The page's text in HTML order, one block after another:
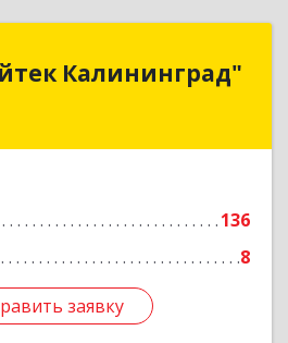
Калининград"
136
8
заявку
Калининград"
обл, Калининград г,
заявку